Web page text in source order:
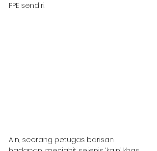
PPE sendiri.
Ain, seorang petugas barisan